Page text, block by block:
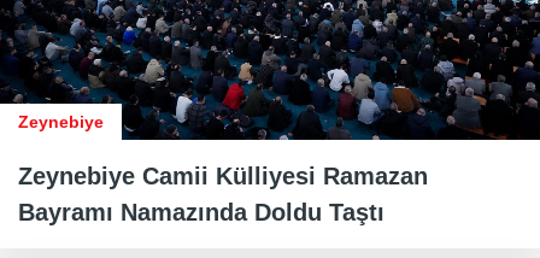
Zeynebiye
Zeynebiye Camii Külliyesi Ramazan
Bayramı Namazında Doldu Taştı